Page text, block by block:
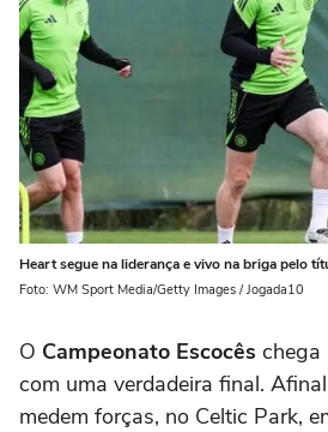
Heart segue na liderança e vivo na briga pelo
Foto: WM Sport Media/Getty Images / Jogada10
O Campeonato Escocês chega
com uma verdadeira final.
medem forças, no Celtic Park,